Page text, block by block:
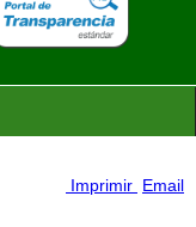
Imprimir Email